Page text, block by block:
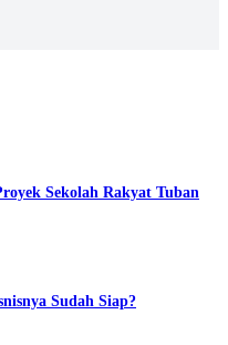
Sekolah Rakyat Tuban
Sudah Siap?